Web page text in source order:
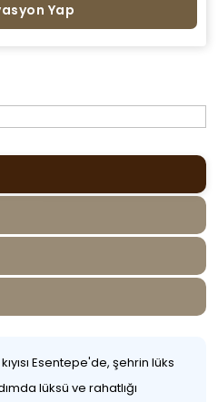
Yap
Esentepe'de, şehrin lüks
lüksü ve rahatlığı